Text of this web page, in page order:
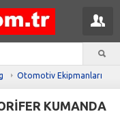
Otomotiv Ekipmanları
KUMANDA